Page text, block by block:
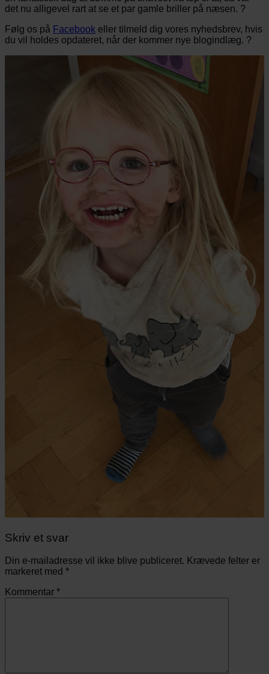
det nu alligevel rart at se et par gamle briller på næsen. ?
Følg os på Facebook eller tilmeld dig vores nyhedsbrev, hvis
du vil holdes opdateret, når der kommer nye blogindlæg. ?
Skriv et svar
Din e-mailadresse vil ikke blive publiceret. Krævede felter er
markeret med *
Kommentar *